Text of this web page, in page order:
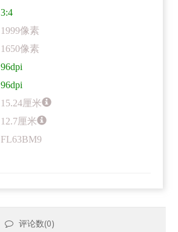
3:4
1999像素
1650像素
96dpi
96dpi
15.24厘米
12.7厘米
FL63BM9
评论数(0)